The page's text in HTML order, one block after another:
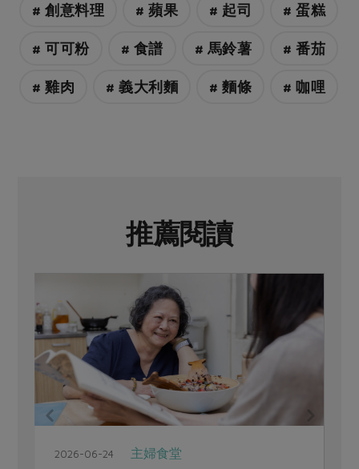
# 創意料理 # 蘋果 # 起司 # 蛋糕
# 可可粉 # 食譜 # 馬鈴薯 # 番茄
# 雞肉 # 義大利麵 # 麵條 # 咖哩
推薦閱讀
2026-05-12 主婦食堂